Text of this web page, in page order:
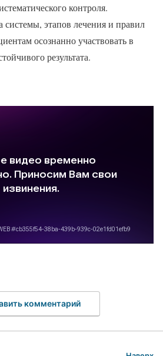
контроля.
этапов лечения и правил
осознанно участвовать в
результата.
комментарий